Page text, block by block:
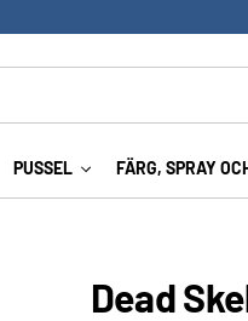
PUSSEL FÄRG, SPRAY
Dead